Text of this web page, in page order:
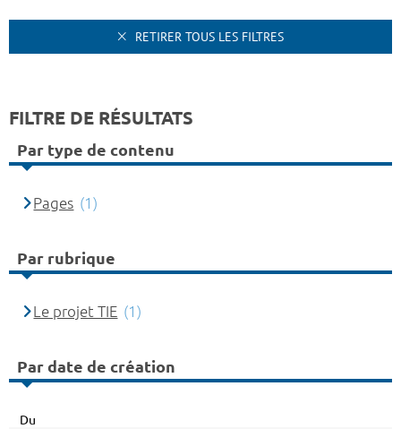
RETIRER TOUS LES FILTRES
FILTRE DE RÉSULTATS
Par type de contenu
Pages (1)
Par rubrique
Le projet TIE (1)
Par date de création
Du